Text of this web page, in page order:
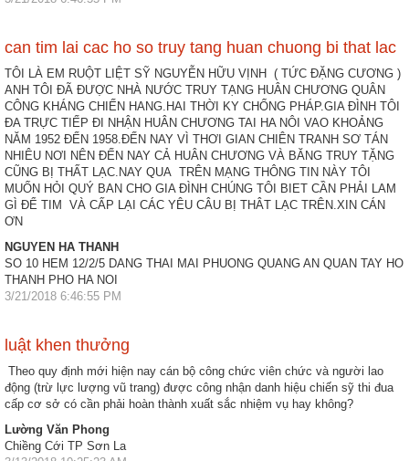
can tim lai cac ho so truy tang huan chuong bi that lac
TÔI LÀ EM RUỘT LIỆT SỸ NGUYỄN HỮU VỊNH ( TỨC ĐẶNG CƯƠNG )
ANH TÔI ĐÃ ĐƯỢC NHÀ NƯỚC TRUY TẠNG HUÂN CHƯƠNG QUÂN
CÔNG KHÁNG CHIẾN HANG.HAI THỜI KY CHỐNG PHÁP.GIA ĐÌNH TÔI
ĐA TRỰC TIẾP ĐI NHẬN HUÂN CHƯƠNG TAI HA NÔI VAO KHOẢNG
NĂM 1952 ĐẾN 1958.ĐẾN NAY VÌ THƠI GIAN CHIÊN TRANH SƠ TÁN
NHIÊU NƠI NÊN ĐẾN NAY CẢ HUÂN CHƯƠNG VÀ BĂNG TRUY TẶNG
CŨNG BỊ THẤT LẠC.NAY QUA TRÊN MẠNG THÔNG TIN NÀY TÔI
MUỐN HỎI QUÝ BAN CHO GIA ĐÌNH CHÚNG TÔI BIET CẦN PHẢI LAM
GÌ ĐỂ TIM VÀ CẤP LẠI CÁC YÊU CÂU BỊ THÂT LẠC TRÊN.XIN CÁN
ƠN
NGUYEN HA THANH
SO 10 HEM 12/2/5 DANG THAI MAI PHUONG QUANG AN QUAN TAY HO
THANH PHO HA NOI
3/21/2018 6:46:55 PM
luật khen thưởng
Theo quy định mới hiện nay cán bộ công chức viên chức và người lao
động (trừ lực lượng vũ trang) được công nhận danh hiệu chiến sỹ thi đua
cấp cơ sở có cần phải hoàn thành xuất sắc nhiệm vụ hay không?
Lường Văn Phong
Chiềng Cới TP Sơn La